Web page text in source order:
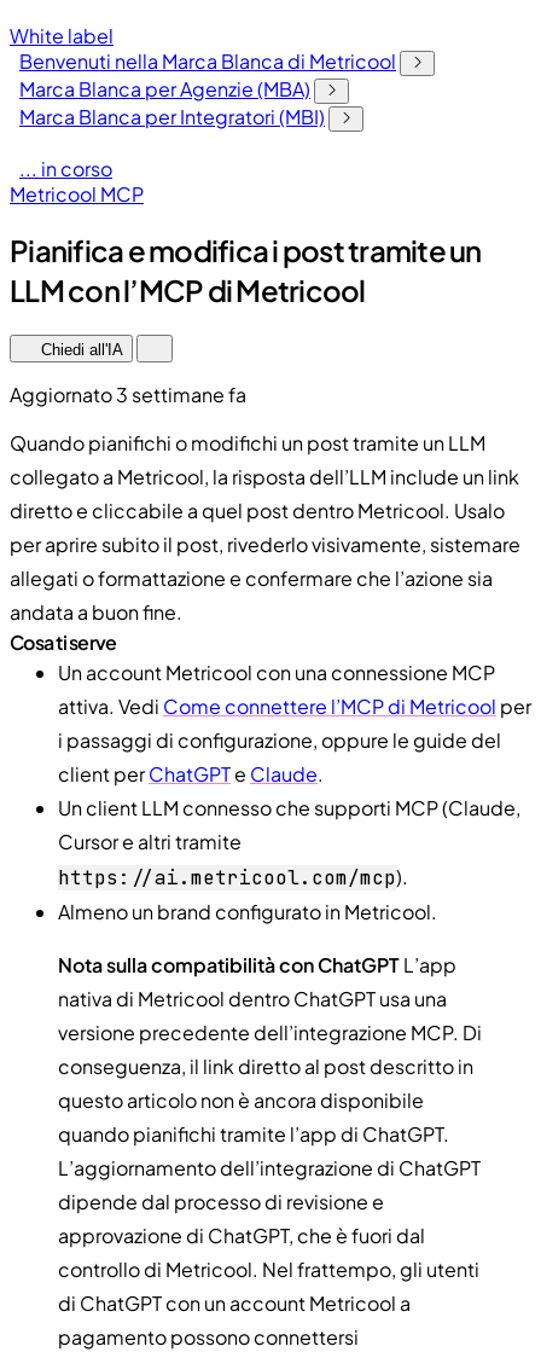
White label
Benvenuti nella Marca Blanca di Metricool
Marca Blanca per Agenzie (MBA)
Marca Blanca per Integratori (MBI)
... in corso
Metricool MCP
Pianifica e modifica i post tramite un
LLM con l’MCP di Metricool
Chiedi all'IA
Aggiornato 3 settimane fa
Quando pianifichi o modifichi un post tramite un LLM
collegato a Metricool, la risposta dell’LLM include un link
diretto e cliccabile a quel post dentro Metricool. Usalo
per aprire subito il post, rivederlo visivamente, sistemare
allegati o formattazione e confermare che l’azione sia
andata a buon fine.
Cosa ti serve
Un account Metricool con una connessione MCP
attiva. Vedi Come connettere l’MCP di Metricool per
i passaggi di configurazione, oppure le guide del
client perChatGPTe Claude.
Un client LLM connesso che supporti MCP (Claude,
Cursor e altri tramite
https://ai.metricool.com/mcp).
Almeno un brand configurato in Metricool.
Nota sulla compatibilità con ChatGPTL’app
nativa di Metricool dentro ChatGPT usa una
versione precedente dell’integrazione MCP. Di
conseguenza, il link diretto al post descritto in
questo articolo non è ancora disponibile
quando pianifichi tramite l’app di ChatGPT.
L’aggiornamento dell’integrazione di ChatGPT
dipende dal processo di revisione e
approvazione di ChatGPT, che è fuori dal
controllo di Metricool. Nel frattempo, gli utenti
di ChatGPT con un account Metricool a
pagamento possono connettersi